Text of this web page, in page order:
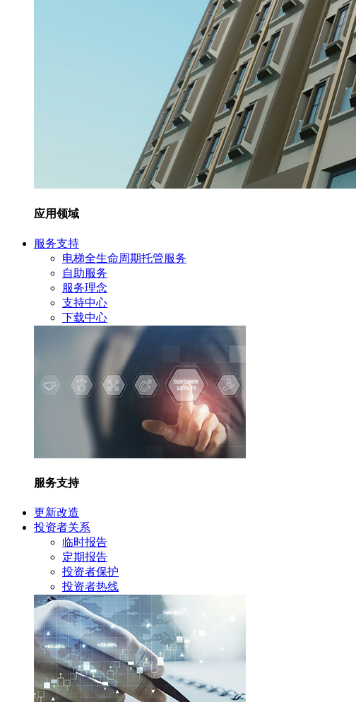
应用领域
服务支持
电梯全生命周期托管服务
自助服务
服务理念
支持中心
下载中心
服务支持
更新改造
投资者关系
临时报告
定期报告
投资者保护
投资者热线